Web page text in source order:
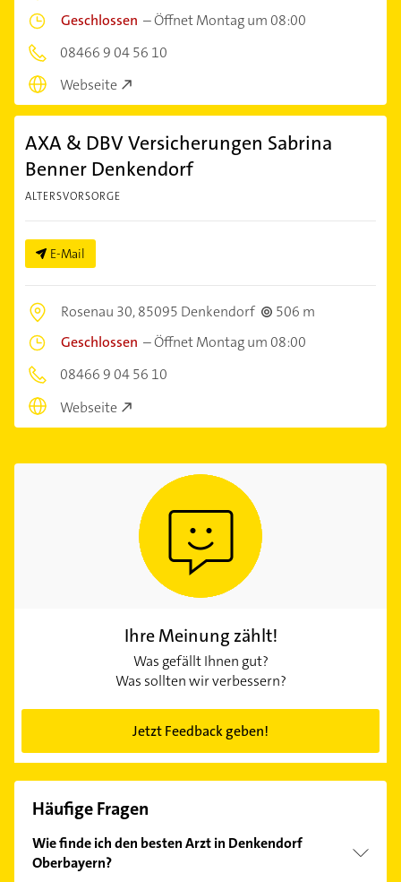
Geschlossen –Öffnet Montag um 08:00
08466 9 04 56 10
Webseite
AXA & DBV Versicherungen Sabrina
Benner Denkendorf
ALTERSVORSORGE
E-Mail
Rosenau 30,85095 Denkendorf
506 m
Geschlossen –Öffnet Montag um 08:00
08466 9 04 56 10
Webseite
Ihre Meinung zählt!
Was gefällt Ihnen gut?
Was sollten wir verbessern?
Jetzt Feedback geben!
Häufige Fragen
Wie finde ich den besten Arzt in Denkendorf
Oberbayern?